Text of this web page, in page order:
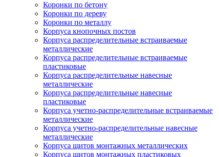
Коронки по бетону
Коронки по дереву
Коронки по металлу
Корпуса кнопочных постов
Корпуса распределительные встраиваемые
металлические
Корпуса распределительные встраиваемые
пластиковые
Корпуса распределительные навесные
металлические
Корпуса распределительные навесные
пластиковые
Корпуса учетно-распределительные встраиваемые
металлические
Корпуса учетно-распределительные навесные
металлические
Корпуса щитов монтажных металлических
Корпуса щитов монтажных пластиковых